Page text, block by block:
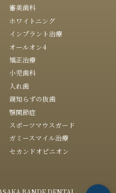
審美歯科
ホワイトニング
インプラント治療
オールオン4
矯正治療
小児歯科
入れ歯
親知らずの抜歯
顎関節症
スポーツマウスガード
ガミースマイル治療
セカンドオピニオン